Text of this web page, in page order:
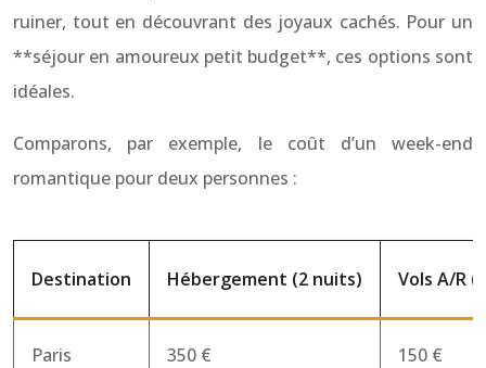
ruiner, tout en découvrant des joyaux cachés. Pour un
**séjour en amoureux petit budget**, ces options sont
idéales.
Comparons, par exemple, le coût d’un week-end
romantique pour deux personnes :
Destination Hébergement (2 nuits) Vols A/R
Paris 350 € 150 €